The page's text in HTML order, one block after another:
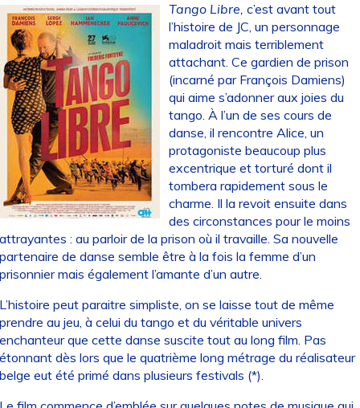
Tango Libre, c’est avant tout
l’histoire de JC, un personnage
maladroit mais terriblement
attachant. Ce gardien de prison
(incarné par François Damiens)
qui aime s’adonner aux joies du
tango. À l’un de ses cours de
danse, il rencontre Alice, un
protagoniste beaucoup plus
excentrique et torturé dont il
tombera rapidement sous le
charme. Il la revoit ensuite dans
des circonstances pour le moins
: au parloir de la prison où il travaille. Sa nouvelle
de danse semble être à la fois la femme d’un
mais également l’amante d’un autre.
peut paraitre simpliste, on se laisse tout de même
au jeu, à celui du tango et du véritable univers
que cette danse suscite tout au long film. Pas
dès lors que le quatrième long métrage du réalisateur
eut été primé dans plusieurs festivals (*).